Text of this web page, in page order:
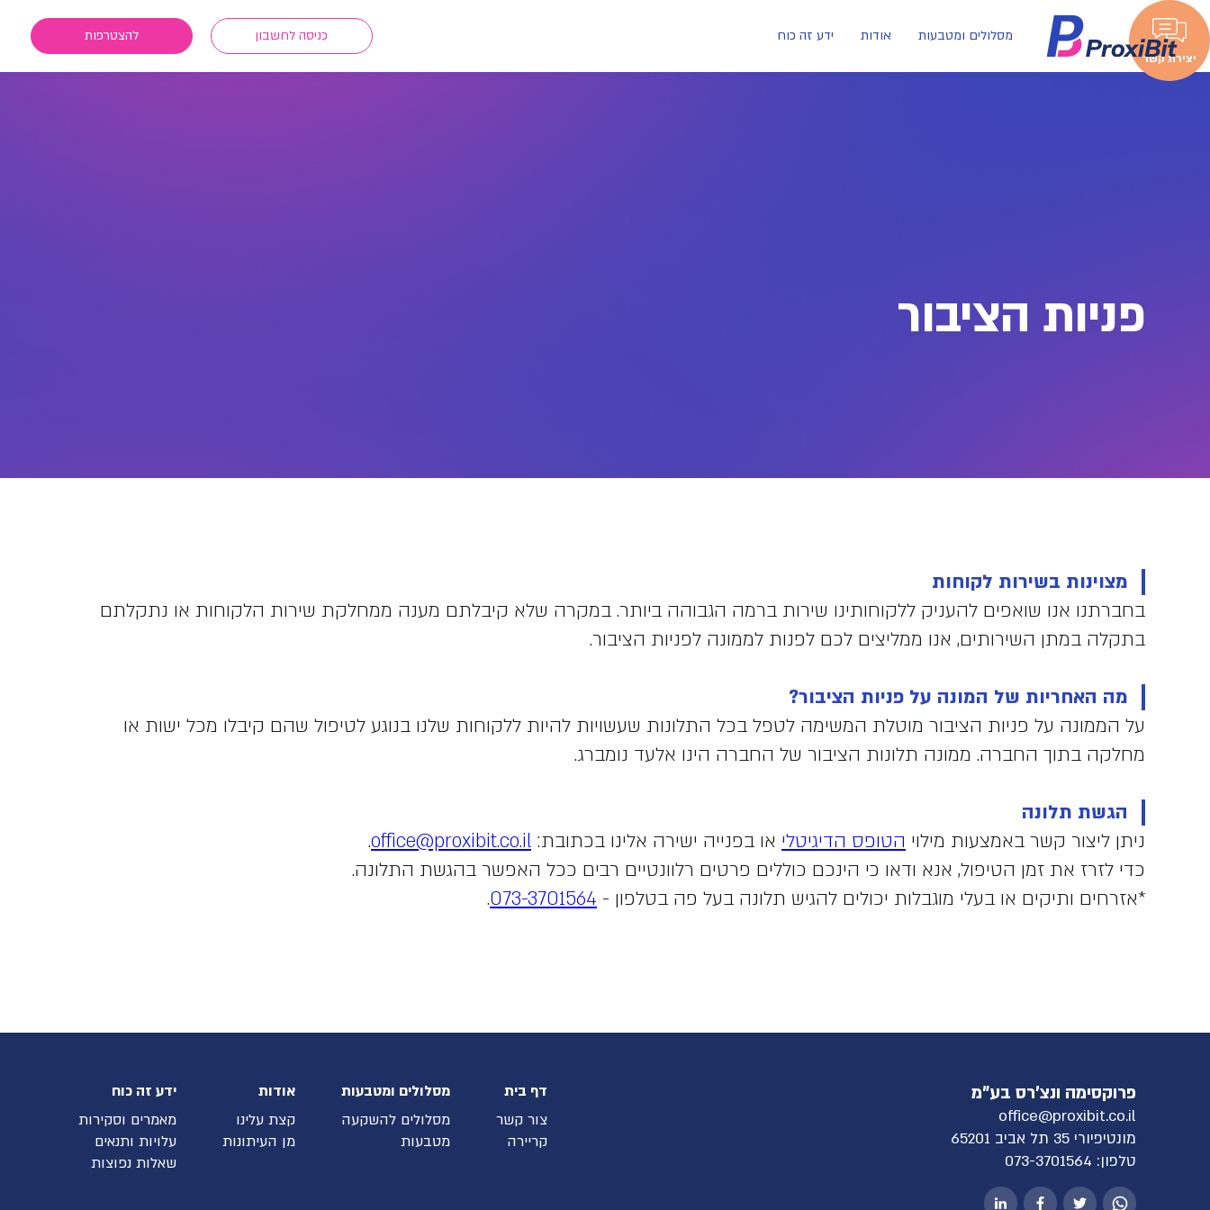
יצירת קשר
מסלולים ומטבעות אודות ידע זה כוח כניסה לחשבון להצטרפות
פניות הציבור
מצוינות בשירות לקוחות
בחברתנו אנו שואפים להעניק ללקוחותינו שירות ברמה הגבוהה ביותר. במקרה שלא קיבלתם מענה ממחלקת שירות הלקוחות או נתקלתם
בתקלה במתן השירותים, אנו ממליצים לכם לפנות לממונה לפניות הציבור.
מה האחריות של המונה על פניות הציבור?
על הממונה על פניות הציבור מוטלת המשימה לטפל בכל התלונות שעשויות להיות ללקוחות שלנו בנוגע לטיפול שהם קיבלו מכל ישות או
מחלקה בתוך החברה. ממונה תלונות הציבור של החברה הינו אלעד נומברג.
הגשת תלונה
ניתן ליצור קשר באמצעות מילוי הטופס הדיגיטלי או בפנייה ישירה אלינו בכתובת: office@proxibit.co.il
.
כדי לזרז את זמן הטיפול, אנא ודאו כי הינכם כוללים פרטים רלוונטיים רבים ככל האפשר בהגשת התלונה.
*אזרחים ותיקים או בעלי מוגבלות יכולים להגיש תלונה בעל פה בטלפון - 073-3701564
.
פרוקסימה ונצ'רס בע"מ
office@proxibit.co.il
מונטיפיורי 35 תל אביב 65201
טלפון: 073-3701564
דף בית
צור קשר
קריירה
מסלולים ומטבעות
מסלולים להשקעה
מטבעות
אודות
קצת עלינו
מן העיתונות
ידע זה כוח
מאמרים וסקירות
עלויות ותנאים
שאלות נפוצות